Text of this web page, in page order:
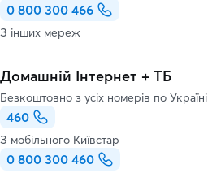
0 800 300 466
З інших мереж
Домашній Інтернет + ТБ
Безкоштовно з усіх номерів по Україні
460
З мобільного Київстар
0 800 300 460